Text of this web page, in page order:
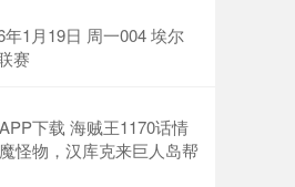
1月19日 周一004 埃尔
赛
下载 海贼王1170话情
怪物，汉库克来巨人岛帮